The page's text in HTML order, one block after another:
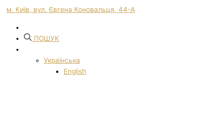
м. Київ, вул. Євгена Коновальця, 44-А
ПОШУК
Українська
English